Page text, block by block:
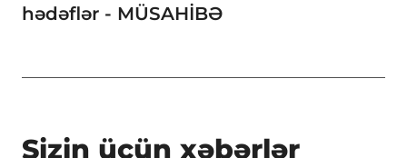
hədəflər - MÜSAHİBƏ
Sizin üçün xəbərlər